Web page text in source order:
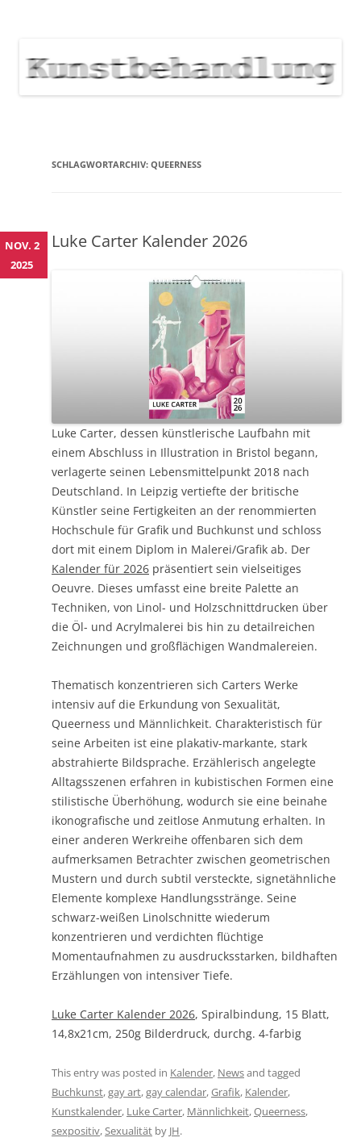
NEWS
SCHLAGWORTARCHIV: QUEERNESS
Luke Carter Kalender 2026
Luke Carter, dessen künstlerische Laufbahn mit
einem Abschluss in Illustration in Bristol begann,
verlagerte seinen Lebensmittelpunkt 2018 nach
Deutschland. In Leipzig vertiefte der britische
Künstler seine Fertigkeiten an der renommierten
Hochschule für Grafik und Buchkunst und schloss
dort mit einem Diplom in Malerei/Grafik ab. Der
Kalender für 2026 präsentiert sein vielseitiges
Oeuvre. Dieses umfasst eine breite Palette an
Techniken, von Linol- und Holzschnittdrucken über
die Öl- und Acrylmalerei bis hin zu detailreichen
Zeichnungen und großflächigen Wandmalereien.
Thematisch konzentrieren sich Carters Werke
intensiv auf die Erkundung von Sexualität,
Queerness und Männlichkeit. Charakteristisch für
seine Arbeiten ist eine plakativ-markante, stark
abstrahierte Bildsprache. Erzählerisch angelegte
Alltagsszenen erfahren in kubistischen Formen eine
stilistische Überhöhung, wodurch sie eine beinahe
ikonografische und zeitlose Anmutung erhalten. In
einer anderen Werkreihe offenbaren sich dem
aufmerksamen Betrachter zwischen geometrischen
Mustern und durch subtil versteckte, signetähnliche
Elemente komplexe Handlungsstränge. Seine
schwarz-weißen Linolschnitte wiederum
konzentrieren und verdichten flüchtige
Momentaufnahmen zu ausdrucksstarken, bildhaften
Erzählungen von intensiver Tiefe.
Luke Carter Kalender 2026, Spiralbindung, 15 Blatt,
14,8x21cm, 250g Bilderdruck, durchg. 4-farbig
This entry was posted in Kalender, Newsand tagged
Buchkunst,gay art,gay calendar,Grafik, Kalender,
Kunstkalender, Luke Carter, Männlichkeit,Queerness,
sexpositiv,Sexualität by JH.
NOV. 2
2025